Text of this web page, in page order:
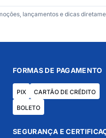
lançamentos e dicas
FORMAS DE PAGAMENTO
PIX CARTÃO DE CRÉDITO
BOLETO
SEGURANÇA E